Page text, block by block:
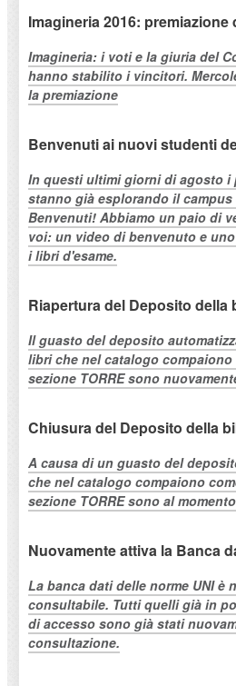
Imagineria 2016:
Imagineria: i voti e la giuria del
hanno stabilito i vincitori.
la premiazione
Benvenuti ai nuovi studenti
In questi ultimi giorni di agosto
stanno già esplorando il
Benvenuti! Abbiamo un paio di
voi: un video di benvenuto e
i libri d'esame.
Riapertura del Deposito della
Il guasto del deposito
libri che nel catalogo
sezione TORRE sono
Chiusura del Deposito della
A causa di un guasto del
che nel catalogo compaiono
sezione TORRE sono al
Nuovamente attiva la Banca
La banca dati delle norme UNI è
consultabile. Tutti quelli già in
di accesso sono già stati
consultazione.